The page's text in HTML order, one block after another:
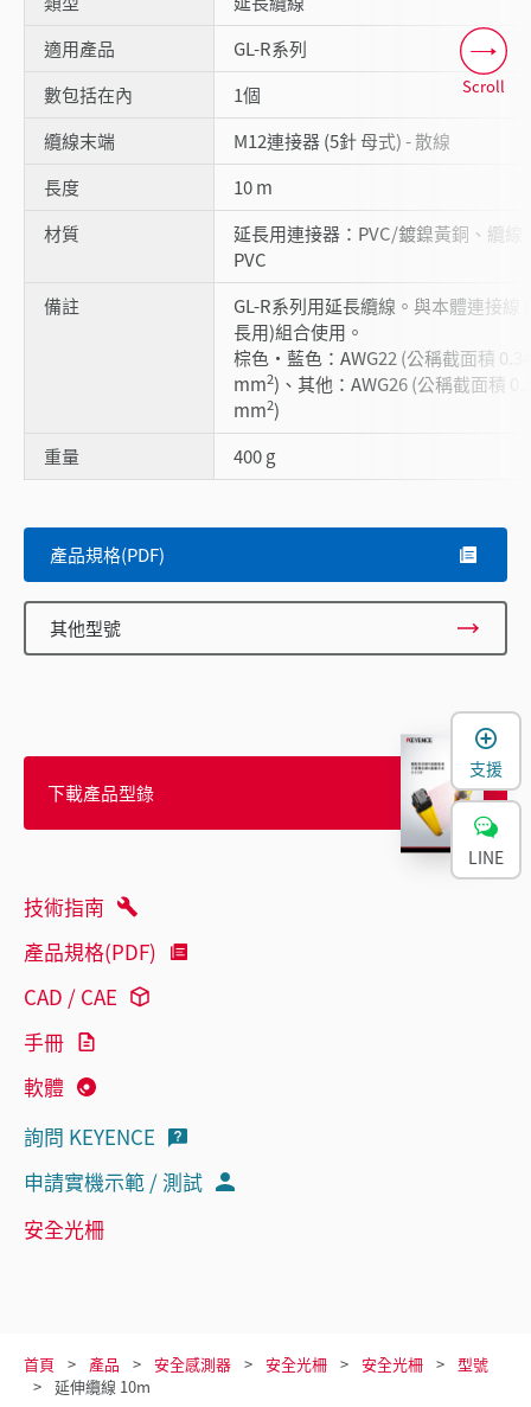
適用產品
GL-R系列
數包括在內
1個
纜線末端
M12連接器 (5針 母式) - 散線
長度
10 m
材質
延長用連接器：PVC/鍍鎳黃銅、纜線
PVC
備註
GL-R系列用延長纜線。與本體連接線
長用)組合使用。
棕色・藍色：AWG22 (公稱截面積 0.34
mm2)、其他：AWG26 (公稱截面積
mm2)
重量
400 g
Scroll
產品規格(PDF)
其他型號
下載產品型錄
技術指南
產品規格(PDF)
CAD / CAE
手冊
軟體
詢問 KEYENCE
申請實機示範 / 測試
安全光柵
首頁 產品 安全感測器 安全光柵 安全光柵
型號
延伸纜線 10m
支援
LINE